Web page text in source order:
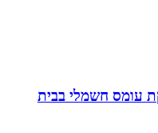
עומס חשמלי בבית